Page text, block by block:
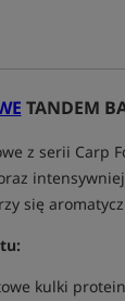
TANDEM
z serii Carp
się
kulki